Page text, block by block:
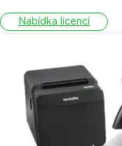
Nabídka licencí